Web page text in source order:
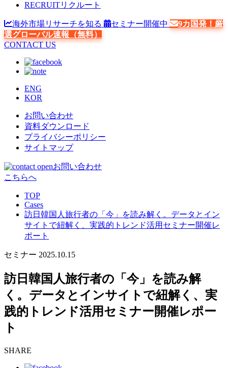
RECRUITリクルート
海外市場リサーチを知る セミナー開催中
9カ国発！厳
選グローバル速報（無料）
CONTACT US
ENG
KOR
お問い合わせ
資料ダウンロード
プライバシーポリシー
サイトマップ
お問い合わせ
こちらへ
TOP
Cases
訪日韓国人旅行者の「今」を読み解く。データとイン
サイトで紐解く、実践的トレンド活用セミナー開催レ
ポート
セミナー 2025.10.15
訪日韓国人旅行者の「今」を読み解
く。データとインサイトで紐解く、実
践的トレンド活用セミナー開催レポー
ト
SHARE